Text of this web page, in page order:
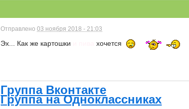
Отправлено03 ноября 2018 - 21:03
Эх... Как же картошки хочется
Группа Вконтакте
Группа на Одноклассниках